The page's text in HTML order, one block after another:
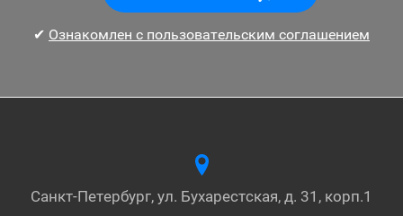
✔ Ознакомлен с пользовательским соглашением
Санкт-Петербург, ул. Бухарестская, д. 31, корп.1